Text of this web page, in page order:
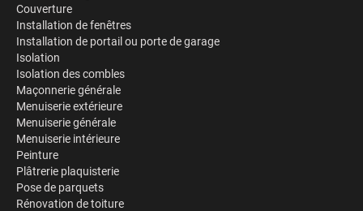
Couverture
Installation de fenêtres
Installation de portail ou porte de garage
Isolation
Isolation des combles
Maçonnerie générale
Menuiserie extérieure
Menuiserie générale
Menuiserie intérieure
Peinture
Plâtrerie plaquisterie
Pose de parquets
Rénovation de toiture